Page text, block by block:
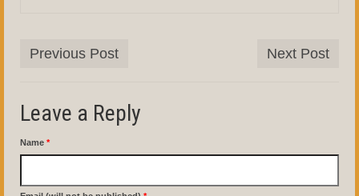
Previous Post Next Post
Leave a Reply
Name *